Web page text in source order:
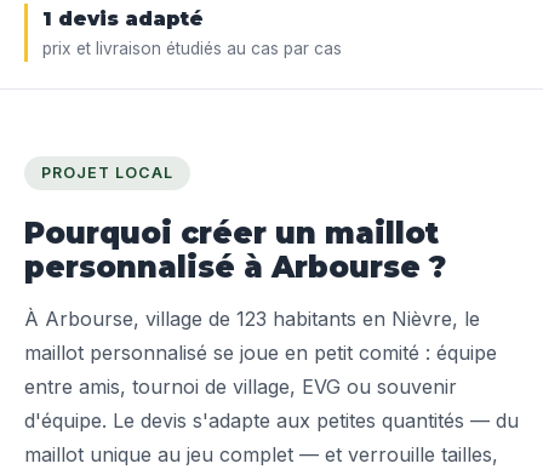
1 devis adapté
prix et livraison étudiés au cas par cas
PROJET LOCAL
Pourquoi créer un maillot
personnalisé à Arbourse ?
À Arbourse, village de 123 habitants en Nièvre, le
maillot personnalisé se joue en petit comité : équipe
entre amis, tournoi de village, EVG ou souvenir
d'équipe. Le devis s'adapte aux petites quantités — du
maillot unique au jeu complet — et verrouille tailles,